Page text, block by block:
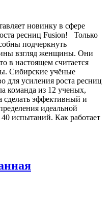
новинку в сфере
ресниц Fusion! Только
подчеркнуть
взгляд женщины. Они
в настоящем считается
Сибирские учёные
для усиления роста ресниц
команда из 12 ученых,
сделать эффективный и
идеальной
испытаний. Как работает